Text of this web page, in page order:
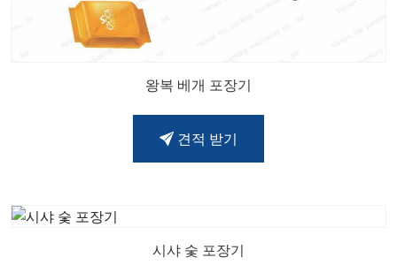
왕복 베개 포장기
견적 받기
시샤 숯 포장기